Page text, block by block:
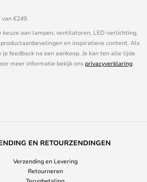
€249.
aan lampen, ventilatoren, LED-verlichting,
en inspiratieve content. Als
feedback na een aankoop. Je kan ten alle tijde
meer informatie bekijk ons privacyverklaring.
EN RETOURZENDINGEN
Verzending en Levering
Retourneren
Terugbetaling